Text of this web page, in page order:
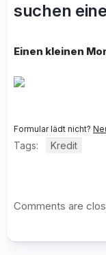
suchen
Einen kleinen
Formular lädt nicht?
Tags: Kredit
Comments are